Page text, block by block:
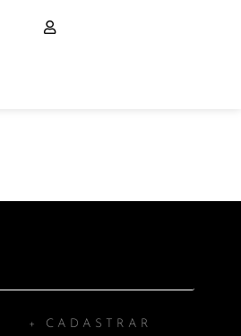
+ CADASTRAR